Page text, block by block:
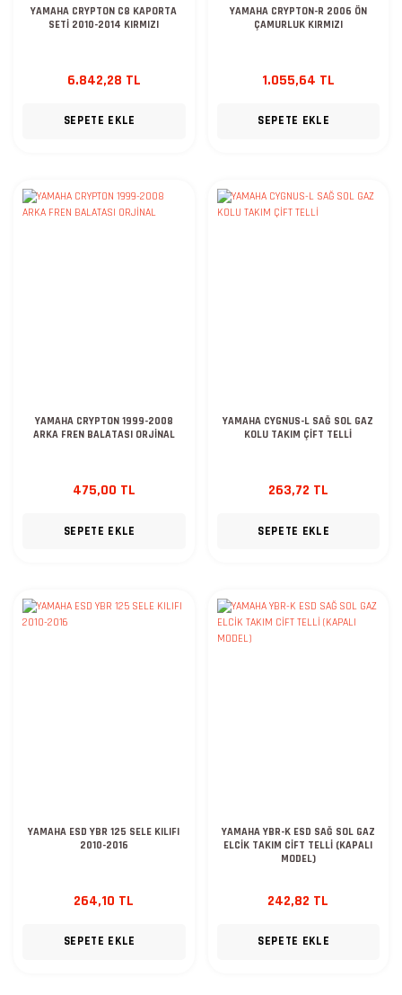
YAMAHA CRYPTON C8 KAPORTA
SETİ 2010-2014 KIRMIZI
6.842,28 TL
SEPETE EKLE
YAMAHA CRYPTON-R 2006 ÖN
ÇAMURLUK KIRMIZI
1.055,64 TL
SEPETE EKLE
YAMAHA CRYPTON 1999-2008
ARKA FREN BALATASI ORJİNAL
475,00 TL
SEPETE EKLE
YAMAHA CYGNUS-L SAĞ SOL GAZ
KOLU TAKIM ÇİFT TELLİ
263,72 TL
SEPETE EKLE
YAMAHA ESD YBR 125 SELE KILIFI
2010-2016
264,10 TL
SEPETE EKLE
YAMAHA YBR-K ESD SAĞ SOL GAZ
ELCİK TAKIM CİFT TELLİ (KAPALI
MODEL)
242,82 TL
SEPETE EKLE